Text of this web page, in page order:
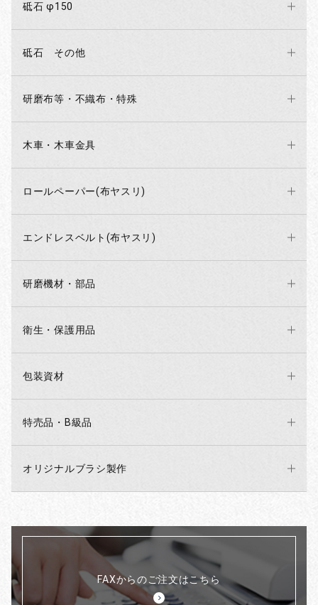
砥石 φ150
砥石 その他
研磨布等・不織布・特殊
木車・木車金具
ロールペーパー(布ヤスリ)
エンドレスベルト(布ヤスリ)
研磨機材・部品
衛生・保護用品
包装資材
特売品・B級品
オリジナルブラシ製作
FAXからのご注文はこちら